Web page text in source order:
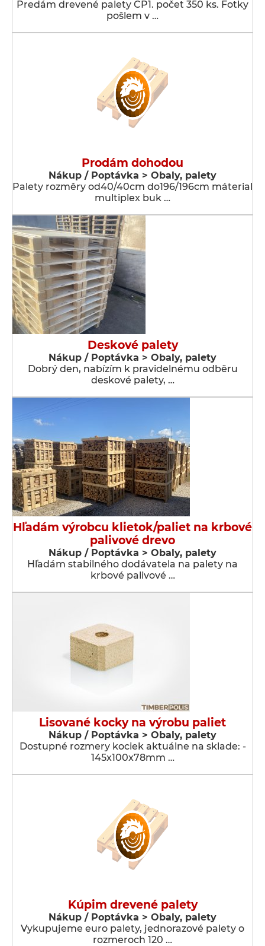
Predám drevené palety CP1. počet 350 ks. Fotky
pošlem v …
Prodám dohodou
Nákup / Poptávka > Obaly, palety
Palety rozměry od40/40cm do196/196cm máterial
multiplex buk …
Deskové palety
Nákup / Poptávka > Obaly, palety
Dobrý den, nabízím k pravidelnému odběru
deskové palety, …
Hľadám výrobcu klietok/paliet na krbové
palivové drevo
Nákup / Poptávka > Obaly, palety
Hľadám stabilného dodávatela na palety na
krbové palivové …
Lisované kocky na výrobu paliet
Nákup / Poptávka > Obaly, palety
Dostupné rozmery kociek aktuálne na sklade: -
145x100x78mm …
Kúpim drevené palety
Nákup / Poptávka > Obaly, palety
Vykupujeme euro palety, jednorazové palety o
rozmeroch 120 …